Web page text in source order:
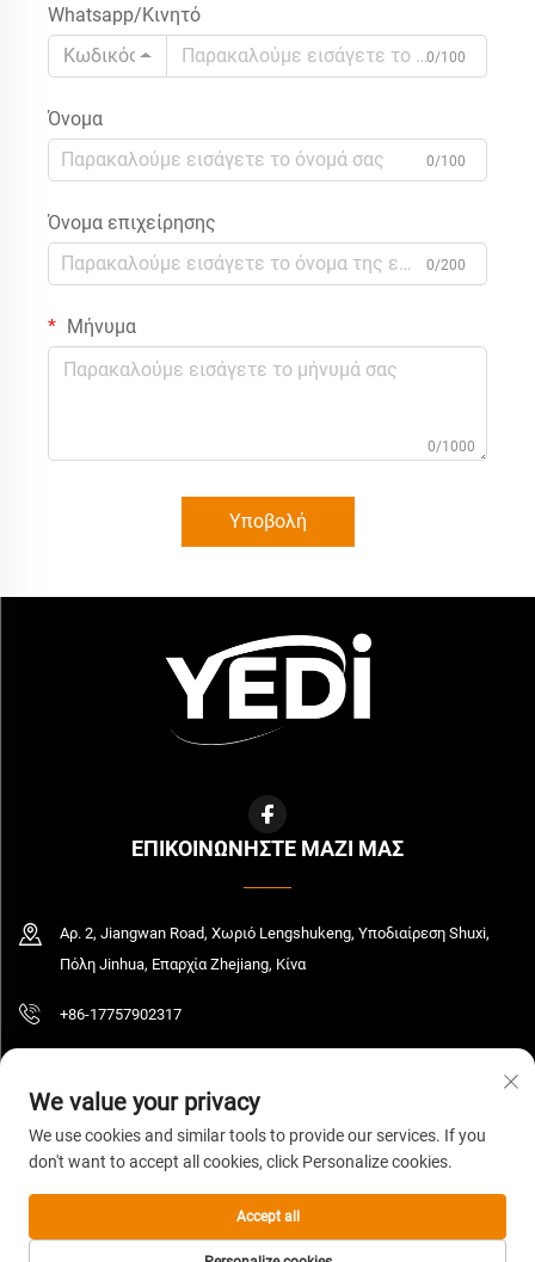
Whatsapp/Κινητό
Κωδικός
0/100
Όνομα
0/100
Όνομα επιχείρησης
0/200
Μήνυμα
0/1000
Υποβολή
ΕΠΙΚΟΙΝΩΝΗΣΤΕ ΜΑΖΙ ΜΑΣ
Αρ. 2, Jiangwan Road, Χωριό Lengshukeng, Υποδιαίρεση Shuxi,
Πόλη Jinhua, Επαρχία Zhejiang, Κίνα
+86-17757902317
Πνευματικά δικαιώματα © 2026 Zhejiang Yedi Industry And Trade Co., Ltd. Με
επιφύλαξη όλων των δικαιωμάτων. Πολιτική απορρήτου
We value your privacy
We use cookies and similar tools to provide our services. If you
don't want to accept all cookies, click Personalize cookies.
Accept all